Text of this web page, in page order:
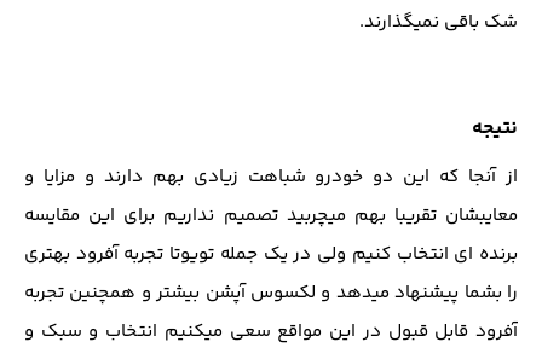
شک باقی نمیگذارند.
نتیجه
از آنجا که این دو خودرو شباهت زیادی بهم دارند و مزایا و
معایبشان تقریبا بهم میچربید تصمیم نداریم برای این مقایسه
برنده ای انتخاب کنیم ولی در یک جمله تویوتا تجربه آفرود بهتری
را بشما پیشنهاد میدهد و لکسوس آپشن بیشتر و همچنین تجربه
آفرود قابل قبول در این مواقع سعی میکنیم انتخاب و سبک و